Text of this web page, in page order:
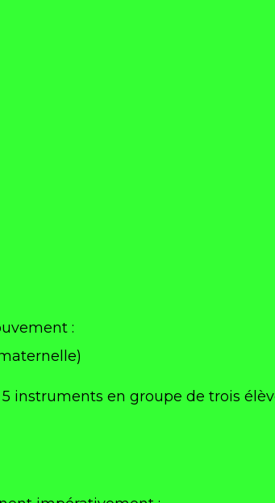
:
instruments en groupe de trois